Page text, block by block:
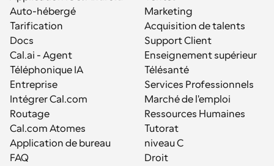
Auto-hébergé
Tarification
Docs
Cal.ai - Agent
Téléphonique IA
Entreprise
Intégrer Cal.com
Routage
Cal.com Atomes
Application de bureau
FAQ
Marketing
Acquisition de talents
Support Client
Enseignement supérieur
Télésanté
Services Professionnels
Marché de l'emploi
Ressources Humaines
Tutorat
niveau C
Droit